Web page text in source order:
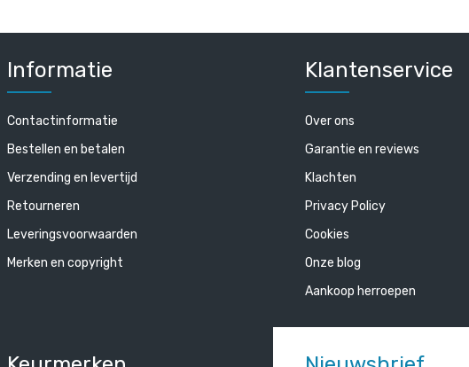
Doos Oogdeel dubbele lip-B / 26,9 mm
€ 307,92 incl. BTW
Steigerbuis staal 26,9 mm
€ 6,96 incl. BTW/ per meter
Informatie
Contactinformatie
Bestellen en betalen
Verzending en levertijd
Retourneren
Leveringsvoorwaarden
Merken en copyright
Klantenservice
Over ons
Garantie en reviews
Klachten
Privacy Policy
Cookies
Onze blog
Aankoop herroepen